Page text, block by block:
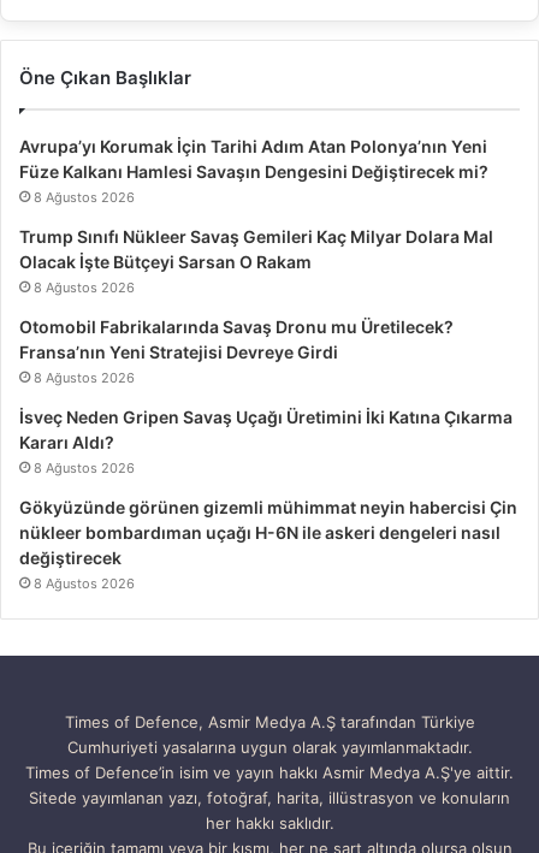
Öne Çıkan Başlıklar
Avrupa’yı Korumak İçin Tarihi Adım Atan Polonya’nın Yeni
Füze Kalkanı Hamlesi Savaşın Dengesini Değiştirecek mi?
8 Ağustos 2026
Trump Sınıfı Nükleer Savaş Gemileri Kaç Milyar Dolara Mal
Olacak İşte Bütçeyi Sarsan O Rakam
8 Ağustos 2026
Otomobil Fabrikalarında Savaş Dronu mu Üretilecek?
Fransa’nın Yeni Stratejisi Devreye Girdi
8 Ağustos 2026
İsveç Neden Gripen Savaş Uçağı Üretimini İki Katına Çıkarma
Kararı Aldı?
8 Ağustos 2026
Gökyüzünde görünen gizemli mühimmat neyin habercisi Çin
nükleer bombardıman uçağı H-6N ile askeri dengeleri nasıl
değiştirecek
8 Ağustos 2026
Times of Defence, Asmir Medya A.Ş tarafından Türkiye
Cumhuriyeti yasalarına uygun olarak yayımlanmaktadır.
Times of Defence’in isim ve yayın hakkı Asmir Medya A.Ş'ye aittir.
Sitede yayımlanan yazı, fotoğraf, harita, illüstrasyon ve konuların
her hakkı saklıdır.
Bu içeriğin tamamı veya bir kısmı, her ne şart altında olursa olsun